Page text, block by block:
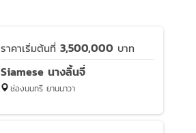
ราคาเริ่มต้นที่ 3,500,000 บาท
Siamese นางลิ้นจี่
ช่องนนทรี ยานนาวา